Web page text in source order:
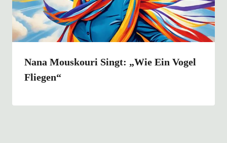
Nana Mouskouri Singt: „Wie Ein Vogel
Fliegen“